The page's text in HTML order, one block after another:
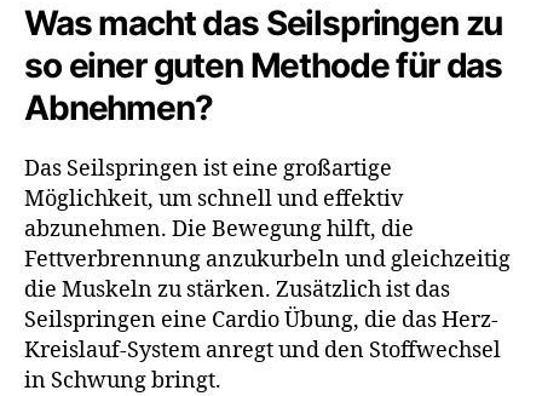
Was macht das Seilspringen zu
so einer guten Methode für das
Abnehmen?
Das Seilspringen ist eine großartige
Möglichkeit, um schnell und effektiv
abzunehmen. Die Bewegung hilft, die
Fettverbrennung anzukurbeln und gleichzeitig
die Muskeln zu stärken. Zusätzlich ist das
Seilspringen eine Cardio Übung, die das Herz-
Kreislauf-System anregt und den Stoffwechsel
in Schwung bringt.